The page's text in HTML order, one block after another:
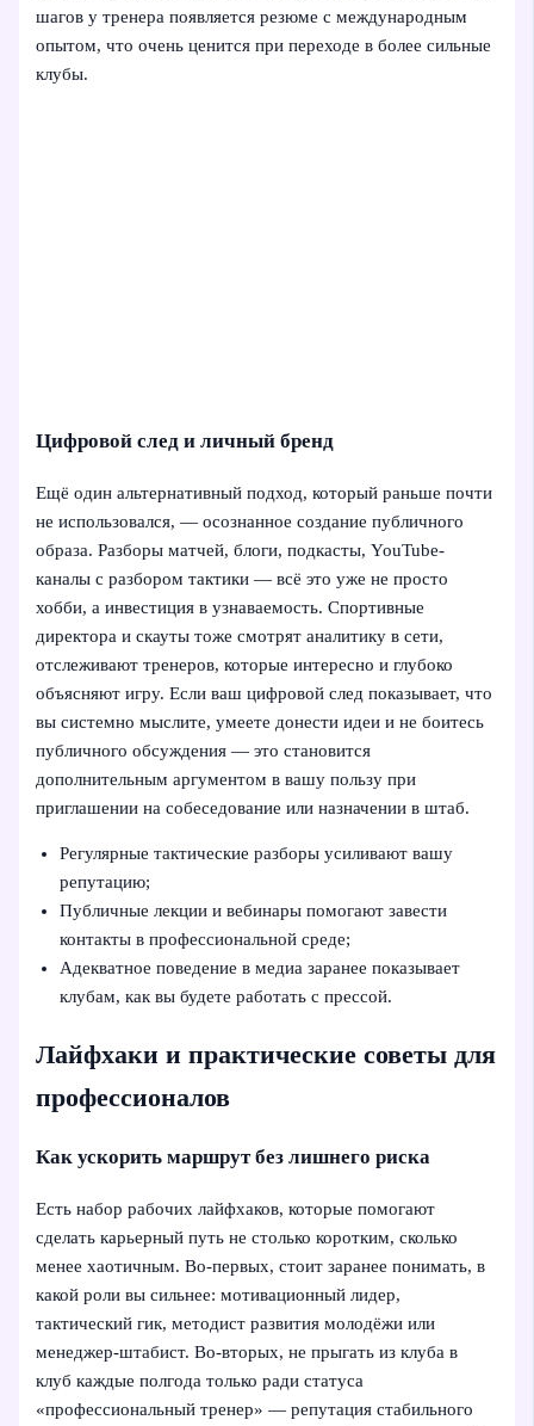
шагов у тренера появляется резюме с международным
опытом, что очень ценится при переходе в более сильные
клубы.
Цифровой след и личный бренд
Ещё один альтернативный подход, который раньше почти
не использовался, — осознанное создание публичного
образа. Разборы матчей, блоги, подкасты, YouTube-
каналы с разбором тактики — всё это уже не просто
хобби, а инвестиция в узнаваемость. Спортивные
директора и скауты тоже смотрят аналитику в сети,
отслеживают тренеров, которые интересно и глубоко
объясняют игру. Если ваш цифровой след показывает, что
вы системно мыслите, умеете донести идеи и не боитесь
публичного обсуждения — это становится
дополнительным аргументом в вашу пользу при
приглашении на собеседование или назначении в штаб.
Регулярные тактические разборы усиливают вашу
репутацию;
Публичные лекции и вебинары помогают завести
контакты в профессиональной среде;
Адекватное поведение в медиа заранее показывает
клубам, как вы будете работать с прессой.
Лайфхаки и практические советы для
профессионалов
Как ускорить маршрут без лишнего риска
Есть набор рабочих лайфхаков, которые помогают
сделать карьерный путь не столько коротким, сколько
менее хаотичным. Во-первых, стоит заранее понимать, в
какой роли вы сильнее: мотивационный лидер,
тактический гик, методист развития молодёжи или
менеджер-штабист. Во-вторых, не прыгать из клуба в
клуб каждые полгода только ради статуса
«профессиональный тренер» — репутация стабильного